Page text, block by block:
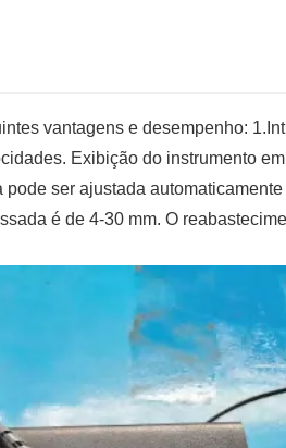
vantagens e desempenho:
Exibição do instrumento
ser ajustada
é de 4-30 mm. O